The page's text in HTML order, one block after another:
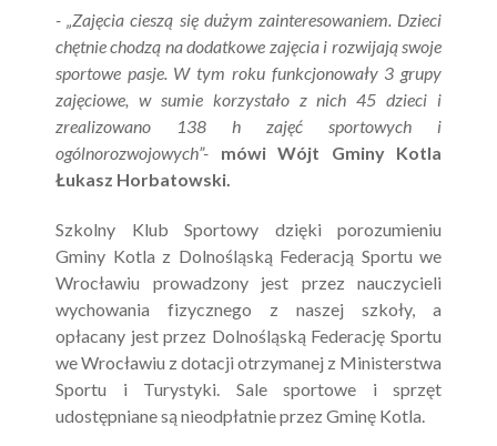
- „Zajęcia cieszą się dużym zainteresowaniem. Dzieci
chętnie chodzą na dodatkowe zajęcia i rozwijają swoje
sportowe pasje. W tym roku funkcjonowały 3 grupy
zajęciowe, w sumie korzystało z nich 45 dzieci i
zrealizowano 138 h zajęć sportowych i
ogólnorozwojowych”-
mówi Wójt Gminy Kotla
Łukasz Horbatowski.
Szkolny Klub Sportowy dzięki porozumieniu
Gminy Kotla z Dolnośląską Federacją Sportu we
Wrocławiu prowadzony jest przez nauczycieli
wychowania fizycznego z naszej szkoły, a
opłacany jest przez Dolnośląską Federację Sportu
we Wrocławiu z dotacji otrzymanej z Ministerstwa
Sportu i Turystyki. Sale sportowe i sprzęt
udostępniane są nieodpłatnie przez Gminę Kotla.